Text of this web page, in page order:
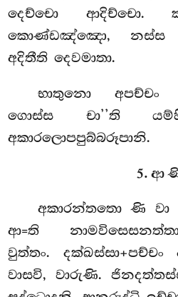
දෙච්චො ආදිච්චො.
කොණ්ඩඤ්ඤො, නස්ස
අදිතීති දෙවමාතා.
භාතුනො අපච්චං
ගොස්ස චා’’ති
අකාරලොපපුබ්බරූපානි.
5. ආ
අකාරන්තතො ණි වා
ආ=ති
වුත්තං.
වාසවි, වාරුණි.